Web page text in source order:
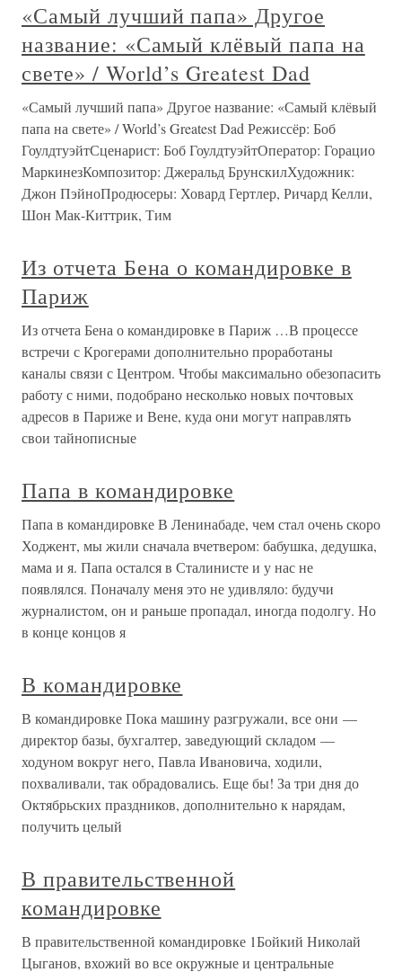
«Самый лучший папа» Другое
название: «Самый клёвый папа на
свете» / World’s Greatest Dad
«Самый лучший папа» Другое название: «Самый клёвый
папа на свете» / World’s Greatest Dad Режиссёр: Боб
ГоулдтуэйтСценарист: Боб ГоулдтуэйтОператор: Горацио
МаркинезКомпозитор: Джеральд БрунскилХудожник:
Джон ПэйноПродюсеры: Ховард Гертлер, Ричард Келли,
Шон Мак-Киттрик, Тим
Из отчета Бена о командировке в
Париж
Из отчета Бена о командировке в Париж …В процессе
встречи с Крогерами дополнительно проработаны
каналы связи с Центром. Чтобы максимально обезопасить
работу с ними, подобрано несколько новых почтовых
адресов в Париже и Вене, куда они могут направлять
свои тайнописные
Папа в командировке
Папа в командировке В Ленинабаде, чем стал очень скоро
Ходжент, мы жили сначала вчетвером: бабушка, дедушка,
мама и я. Папа остался в Сталинисте и у нас не
появлялся. Поначалу меня это не удивляло: будучи
журналистом, он и раньше пропадал, иногда подолгу. Но
в конце концов я
В командировке
В командировке Пока машину разгружали, все они —
директор базы, бухгалтер, заведующий складом —
ходуном вокруг него, Павла Ивановича, ходили,
похваливали, так обрадовались. Еще бы! За три дня до
Октябрьских праздников, дополнительно к нарядам,
получить целый
В правительственной
командировке
В правительственной командировке 1Бойкий Николай
Цыганов, вхожий во все окружные и центральные